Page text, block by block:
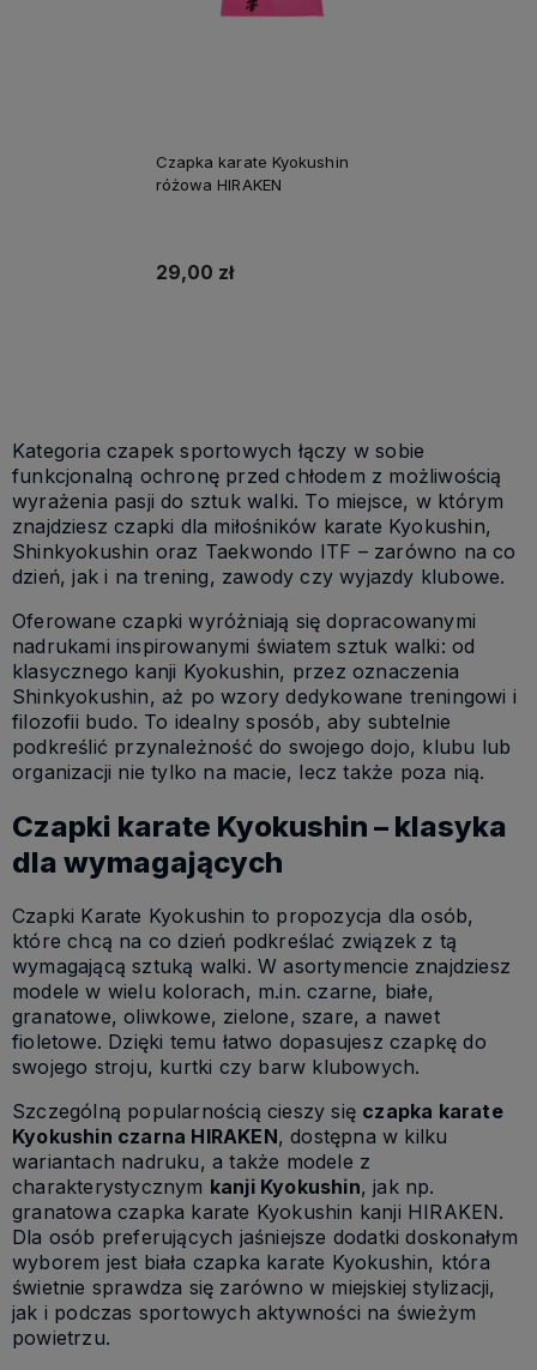
Czapka karate Kyokushin
różowa HIRAKEN
29,00 zł
Kategoria czapek sportowych łączy w sobie
funkcjonalną ochronę przed chłodem z możliwością
wyrażenia pasji do sztuk walki. To miejsce, w którym
znajdziesz czapki dla miłośników karate Kyokushin,
Shinkyokushin oraz Taekwondo ITF – zarówno na co
dzień, jak i na trening, zawody czy wyjazdy klubowe.
Oferowane czapki wyróżniają się dopracowanymi
nadrukami inspirowanymi światem sztuk walki: od
klasycznego kanji Kyokushin, przez oznaczenia
Shinkyokushin, aż po wzory dedykowane treningowi i
filozofii budo. To idealny sposób, aby subtelnie
podkreślić przynależność do swojego dojo, klubu lub
organizacji nie tylko na macie, lecz także poza nią.
Czapki karate Kyokushin – klasyka
dla wymagających
Czapki Karate Kyokushin to propozycja dla osób,
które chcą na co dzień podkreślać związek z tą
wymagającą sztuką walki. W asortymencie znajdziesz
modele w wielu kolorach, m.in. czarne, białe,
granatowe, oliwkowe, zielone, szare, a nawet
fioletowe. Dzięki temu łatwo dopasujesz czapkę do
swojego stroju, kurtki czy barw klubowych.
Szczególną popularnością cieszy się czapka karate
Kyokushin czarna HIRAKEN, dostępna w kilku
wariantach nadruku, a także modele z
charakterystycznym kanji Kyokushin, jak np.
granatowa czapka karate Kyokushin kanji HIRAKEN.
Dla osób preferujących jaśniejsze dodatki doskonałym
wyborem jest biała czapka karate Kyokushin, która
świetnie sprawdza się zarówno w miejskiej stylizacji,
jak i podczas sportowych aktywności na świeżym
powietrzu.